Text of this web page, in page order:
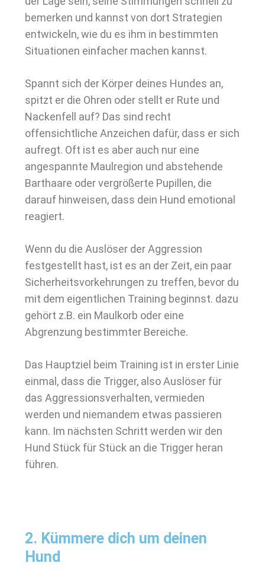
bemerken und kannst von dort Strategien
entwickeln, wie du es ihm in bestimmten
Situationen einfacher machen kannst.
Spannt sich der Körper deines Hundes an,
spitzt er die Ohren oder stellt er Rute und
Nackenfell auf? Das sind recht
offensichtliche Anzeichen dafür, dass er sich
aufregt. Oft ist es aber auch nur eine
angespannte Maulregion und abstehende
Barthaare oder vergrößerte Pupillen, die
darauf hinweisen, dass dein Hund emotional
reagiert.
Wenn du die Auslöser der Aggression
festgestellt hast, ist es an der Zeit, ein paar
Sicherheitsvorkehrungen zu treffen, bevor du
mit dem eigentlichen Training beginnst. dazu
gehört z.B. ein Maulkorb oder eine
Abgrenzung bestimmter Bereiche.
Das Hauptziel beim Training ist in erster Linie
einmal, dass die Trigger, also Auslöser für
das Aggressionsverhalten, vermieden
werden und niemandem etwas passieren
kann. Im nächsten Schritt werden wir den
Hund Stück für Stück an die Trigger heran
führen.
2. Kümmere dich um deinen
Hund